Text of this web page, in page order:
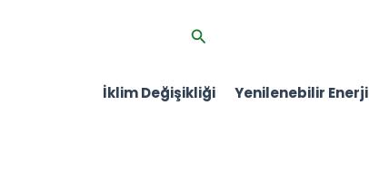
Arama
İklim Değişikliği Yenilenebilir Enerji